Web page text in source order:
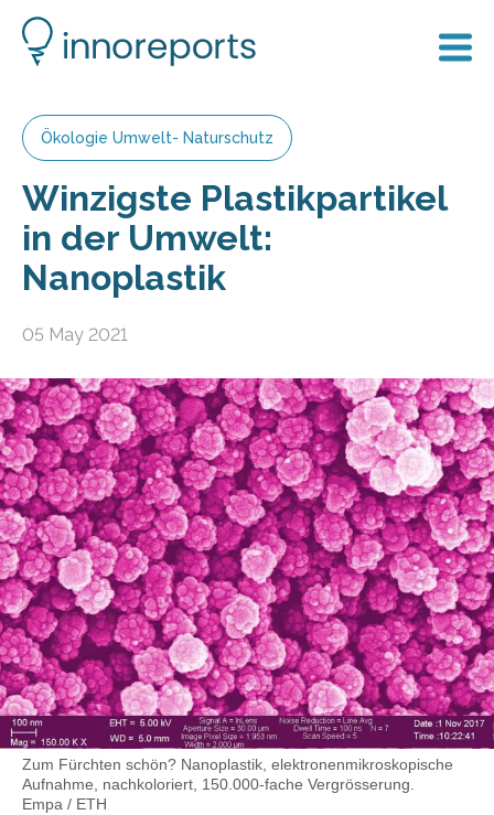
Ökologie Umwelt- Naturschutz
Winzigste Plastikpartikel
in der Umwelt:
Nanoplastik
05 May 2021
Zum Fürchten schön? Nanoplastik, elektronenmikroskopische
Aufnahme, nachkoloriert, 150.000-fache Vergrösserung.
Empa / ETH